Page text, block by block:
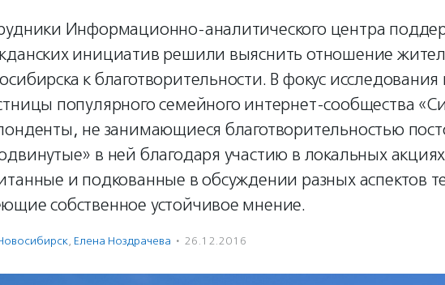
Информационно-аналитического центра
инициатив решили выяснить отношение
к благотворительности. В фокус
популярного семейного интернет-сообщества
не занимающиеся благотворительностью
в ней благодаря участию в локальных
и подкованные в обсуждении разных аспектов
собственное устойчивое мнение.
, Елена Ноздрачева · 26.12.2016